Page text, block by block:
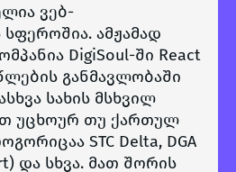
ვებ-
ამჟამად
DigiSoul-ში React
განმავლობაში
სახის მსხვილ
უცხოურ თუ ქართულ
STC Delta, DGA
და სხვა. მათ შორის